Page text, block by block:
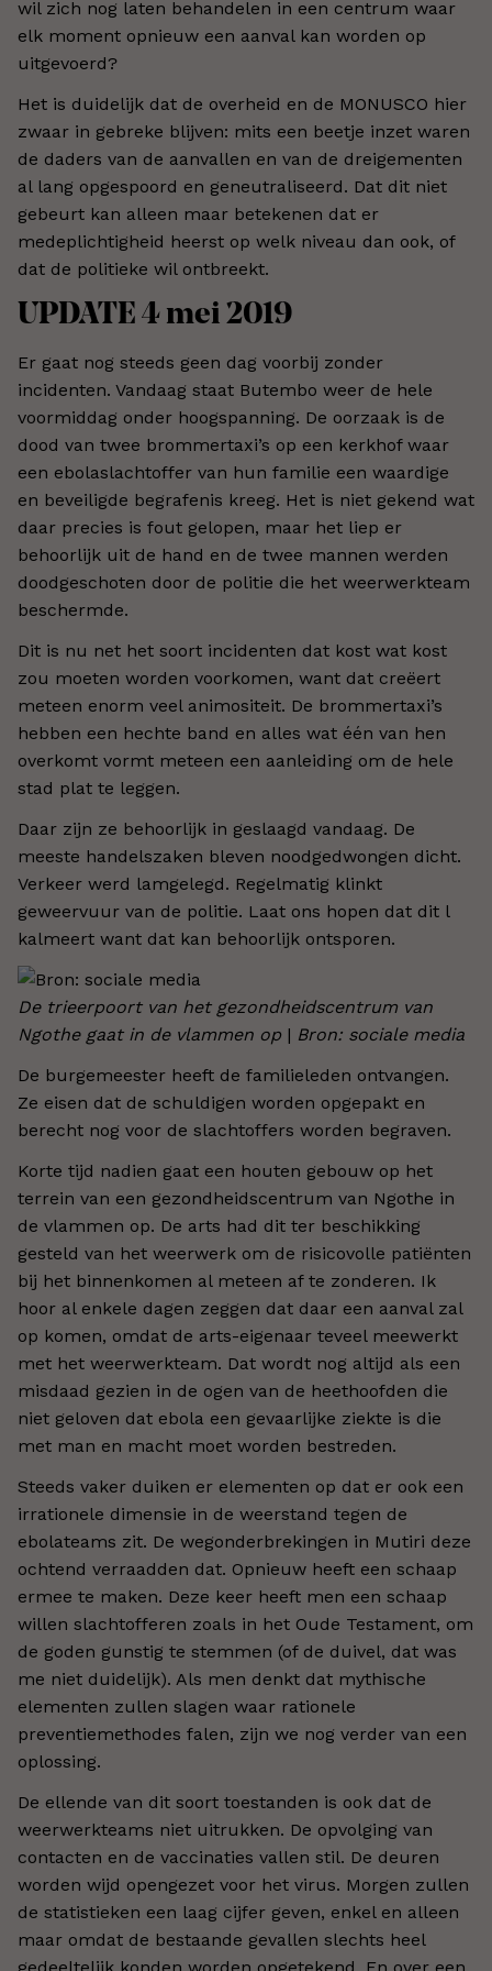
wil zich nog laten behandelen in een centrum waar
elk moment opnieuw een aanval kan worden op
uitgevoerd?
Het is duidelijk dat de overheid en de MONUSCO hier
zwaar in gebreke blijven: mits een beetje inzet waren
de daders van de aanvallen en van de dreigementen
al lang opgespoord en geneutraliseerd. Dat dit niet
gebeurt kan alleen maar betekenen dat er
medeplichtigheid heerst op welk niveau dan ook, of
dat de politieke wil ontbreekt.
UPDATE 4 mei 2019
Er gaat nog steeds geen dag voorbij zonder
incidenten. Vandaag staat Butembo weer de hele
voormiddag onder hoogspanning. De oorzaak is de
dood van twee brommertaxi’s op een kerkhof waar
een ebolaslachtoffer van hun familie een waardige
en beveiligde begrafenis kreeg. Het is niet gekend wat
daar precies is fout gelopen, maar het liep er
behoorlijk uit de hand en de twee mannen werden
doodgeschoten door de politie die het weerwerkteam
beschermde.
Dit is nu net het soort incidenten dat kost wat kost
zou moeten worden voorkomen, want dat creëert
meteen enorm veel animositeit. De brommertaxi’s
hebben een hechte band en alles wat één van hen
overkomt vormt meteen een aanleiding om de hele
stad plat te leggen.
Daar zijn ze behoorlijk in geslaagd vandaag. De
meeste handelszaken bleven noodgedwongen dicht.
Verkeer werd lamgelegd. Regelmatig klinkt
geweervuur van de politie. Laat ons hopen dat dit l
kalmeert want dat kan behoorlijk ontsporen.
De trieerpoort van het gezondheidscentrum van
Ngothe gaat in de vlammen op | Bron: sociale media
De burgemeester heeft de familieleden ontvangen.
Ze eisen dat de schuldigen worden opgepakt en
berecht nog voor de slachtoffers worden begraven.
Korte tijd nadien gaat een houten gebouw op het
terrein van een gezondheidscentrum van Ngothe in
de vlammen op. De arts had dit ter beschikking
gesteld van het weerwerk om de risicovolle patiënten
bij het binnenkomen al meteen af te zonderen. Ik
hoor al enkele dagen zeggen dat daar een aanval zal
op komen, omdat de arts-eigenaar teveel meewerkt
met het weerwerkteam. Dat wordt nog altijd als een
misdaad gezien in de ogen van de heethoofden die
niet geloven dat ebola een gevaarlijke ziekte is die
met man en macht moet worden bestreden.
Steeds vaker duiken er elementen op dat er ook een
irrationele dimensie in de weerstand tegen de
ebolateams zit. De wegonderbrekingen in Mutiri deze
ochtend verraadden dat. Opnieuw heeft een schaap
ermee te maken. Deze keer heeft men een schaap
willen slachtofferen zoals in het Oude Testament, om
de goden gunstig te stemmen (of de duivel, dat was
me niet duidelijk). Als men denkt dat mythische
elementen zullen slagen waar rationele
preventiemethodes falen, zijn we nog verder van een
oplossing.
De ellende van dit soort toestanden is ook dat de
weerwerkteams niet uitrukken. De opvolging van
contacten en de vaccinaties vallen stil. De deuren
worden wijd opengezet voor het virus. Morgen zullen
de statistieken een laag cijfer geven, enkel en alleen
maar omdat de bestaande gevallen slechts heel